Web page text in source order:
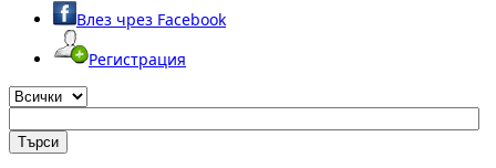
Влез чрез Facebook
Регистрация